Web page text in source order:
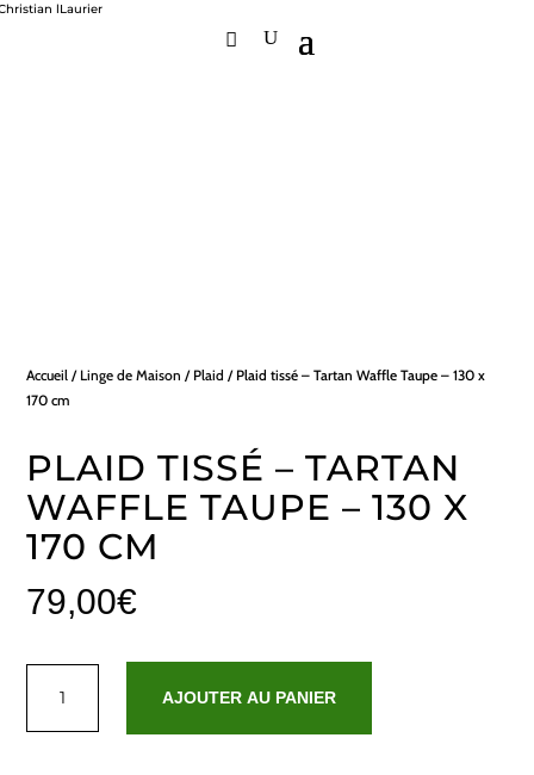
Accueil / Linge de Maison / Plaid / Plaid tissé – Tartan Waffle Taupe – 130 x
170 cm
PLAID TISSÉ – TARTAN
WAFFLE TAUPE – 130 X
170 CM
79,00€
AJOUTER AU PANIER